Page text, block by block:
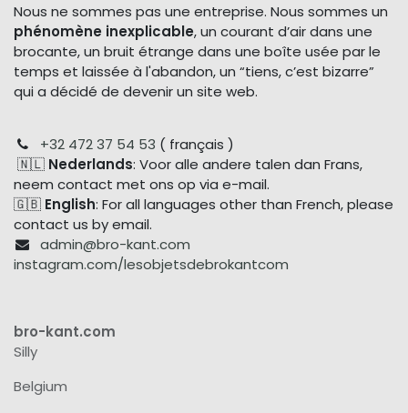
Nous ne sommes pas une entreprise. Nous sommes un
phénomène inexplicable, un courant d’air dans une
brocante, un bruit étrange dans une boîte usée par le
temps et laissée à l'abandon, un “tiens, c’est bizarre”
qui a décidé de devenir un site web.
+32 472 37 54 53 ( français )
🇳🇱 Nederlands: Voor alle andere talen dan Frans,
neem contact met ons op via e-mail.
🇬🇧 English: For all languages other than French, please
contact us by email.
admin@bro-kant.com
instagram.com/lesobjetsdebrokantcom
bro-kant.com
Silly
Belgium